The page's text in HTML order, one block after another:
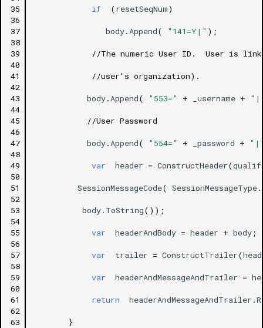
35
36
37
38
39
40
41
42
43
44
45
46
47
48
49
50
51
52
53
54
55
56
57
58
59
60
61
62
63
if (resetSeqNum)
body. Append( "141=Y|" );
//The numeric User ID.  User is
//user's organization).
body. Append( "553=" + _username +
//User Password
body. Append( "554=" + _password +
var header = ConstructHeader(
SessionMessageCode( SessionMessageType.
body. ToString());
var headerAndBody = header + body ;
var trailer = ConstructTrailer(
var headerAndMessageAndTrailer =
return headerAndMessageAndTrailer .
}